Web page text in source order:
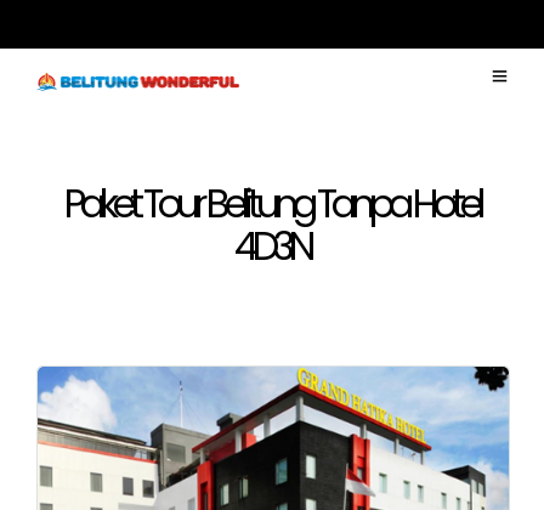
Paket Tour Belitung Tanpa Hotel
4D3N